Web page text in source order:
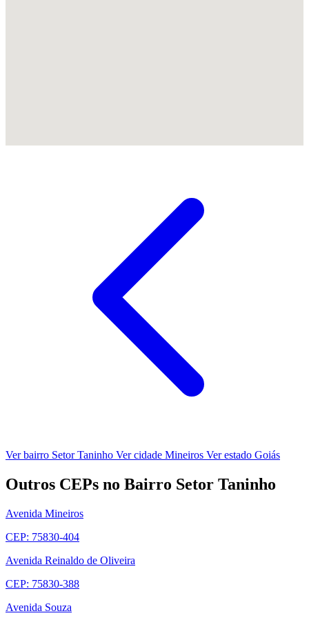
Ver bairro Setor Taninho Ver cidade Mineiros Ver estado Goiás
Outros CEPs no Bairro Setor Taninho
Avenida Mineiros
CEP: 75830-404
Avenida Reinaldo de Oliveira
CEP: 75830-388
Avenida Souza